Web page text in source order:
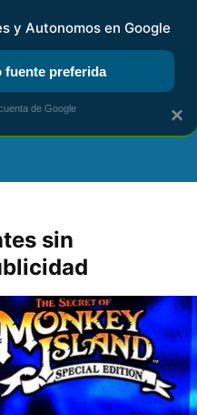
KIT DIGITAL RENTA
sin
×
y Autonomos en Google
fuente preferida
de Google